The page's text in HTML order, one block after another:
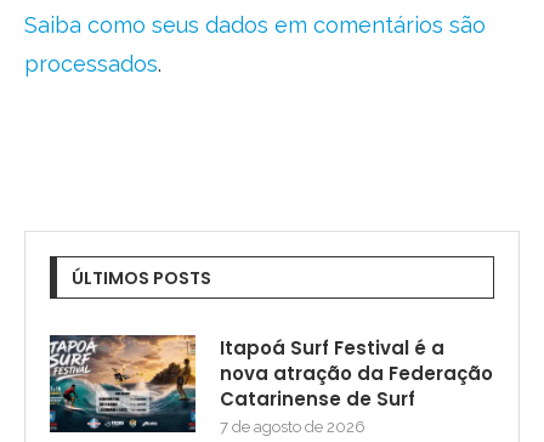
Saiba como seus dados em comentários são
processados.
ÚLTIMOS POSTS
Itapoá Surf Festival é a
nova atração da Federação
Catarinense de Surf
7 de agosto de 2026